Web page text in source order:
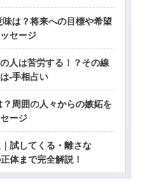
は？将来への目標や希望
セージ
人は苦労する！？その線
-手相占い
周囲の人々からの嫉妬を
ージ
試してくる・離さな
体まで完全解説！